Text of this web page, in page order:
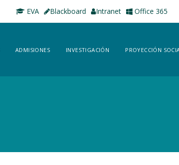
EVA Blackboard Intranet Office 365
ADMISIONES INVESTIGACIÓN PROYECCIÓN